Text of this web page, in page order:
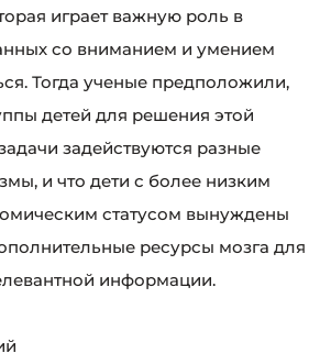
играет важную роль в
со вниманием и умением
Тогда ученые предположили,
детей для решения этой
задействуются разные
и что дети с более низким
статусом вынуждены
ресурсы мозга для
информации.